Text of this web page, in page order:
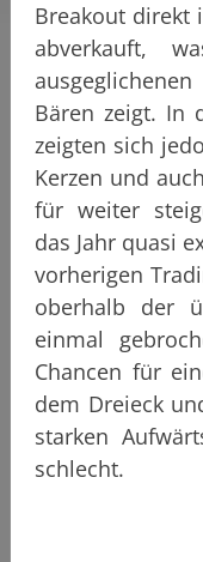
Breakout direkt
abverkauft,
Bären zeigt. In
zeigten sich
Kerzen und
für weiter
das Jahr quasi
vorherigen
oberhalb der
einmal
Chancen für
dem Dreieck
starken
schlecht.